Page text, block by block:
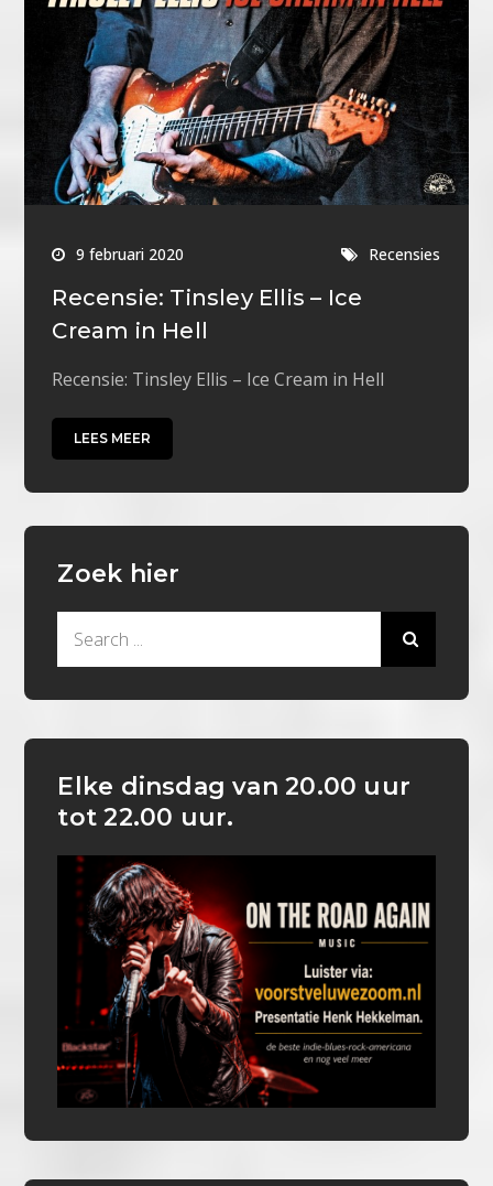
9 februari 2020 Recensies
Recensie: Tinsley Ellis – Ice
Cream in Hell
Recensie: Tinsley Ellis – Ice Cream in Hell
LEES MEER
Zoek hier
Elke dinsdag van 20.00 uur
tot 22.00 uur.